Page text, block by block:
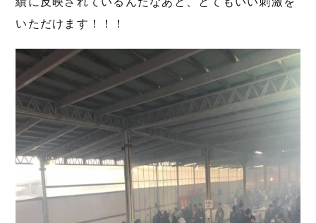
いただけます！！！